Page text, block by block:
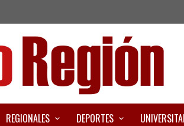
REGIONALES DEPORTES